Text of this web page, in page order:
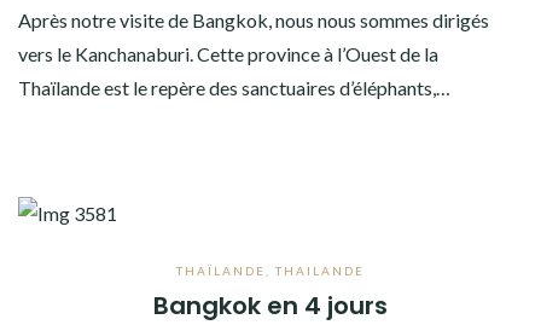
Après notre visite de Bangkok, nous nous sommes dirigés
vers le Kanchanaburi. Cette province à l’Ouest de la
Thaïlande est le repère des sanctuaires d’éléphants,…
THAÏLANDE ,THAILANDE
Bangkok en 4 jours